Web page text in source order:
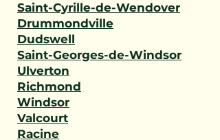
Saint-Cyrille-de-Wendover
Drummondville
Dudswell
Saint-Georges-de-Windsor
Ulverton
Richmond
Windsor
Valcourt
Racine